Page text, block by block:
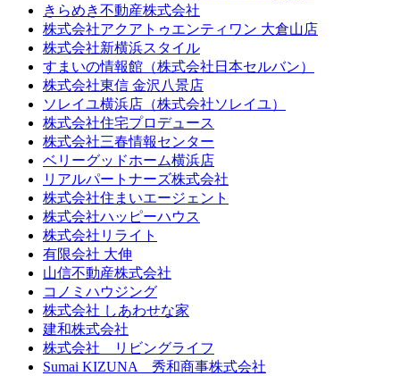
きらめき不動産株式会社
株式会社アクアトゥエンティワン 大倉山店
株式会社新横浜スタイル
すまいの情報館（株式会社日本セルバン）
株式会社東信 金沢八景店
ソレイユ横浜店（株式会社ソレイユ）
株式会社住宅プロデュース
株式会社三春情報センター
ベリーグッドホーム横浜店
リアルパートナーズ株式会社
株式会社住まいエージェント
株式会社ハッピーハウス
株式会社リライト
有限会社 大伸
山信不動産株式会社
コノミハウジング
株式会社 しあわせな家
建和株式会社
株式会社 リビングライフ
Sumai KIZUNA 秀和商事株式会社